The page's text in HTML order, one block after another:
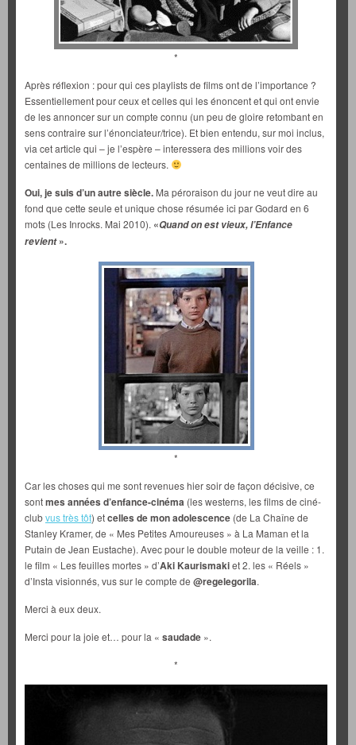
*
Après réflexion : pour qui ces playlists de films ont de l’importance ?
Essentiellement pour ceux et celles qui les énoncent et qui ont envie
de les annoncer sur un compte connu (un peu de gloire retombant en
sens contraire sur l’énonciateur/trice). Et bien entendu, sur moi inclus,
via cet article qui – je l’espère – interessera des millions voir des
centaines de millions de lecteurs.
Oui, je suis d’un autre siècle. Ma péroraison du jour ne veut dire au
fond que cette seule et unique chose résumée ici par Godard en 6
mots (Les Inrocks. Mai 2010). «Quand on est vieux, l’Enfance
revient».
*
Car les choses qui me sont revenues hier soir de façon décisive, ce
sontmes années d’enfance-cinéma (les westerns, les films de ciné-
clubvus très tôt) etcelles de mon adolescence (de La Chaîne de
Stanley Kramer, de « Mes Petites Amoureuses » à La Maman et la
Putain de Jean Eustache). Avec pour le double moteur de la veille : 1.
le film « Les feuilles mortes » d’Aki Kaurismakiet 2. les « Réels »
d’Insta visionnés, vus sur le compte de @regelegorila.
Merci à eux deux.
Merci pour la joie et… pour la « saudade ».
*